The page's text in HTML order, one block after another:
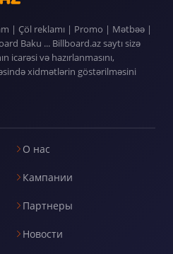
| Çöl reklamı | Promo | Mətbəə |
Baku ... Billboard.az saytı sizə
icarəsi və hazırlanmasını,
xidmətlərin göstərilməsini
О нас
Кампании
Партнеры
Новости